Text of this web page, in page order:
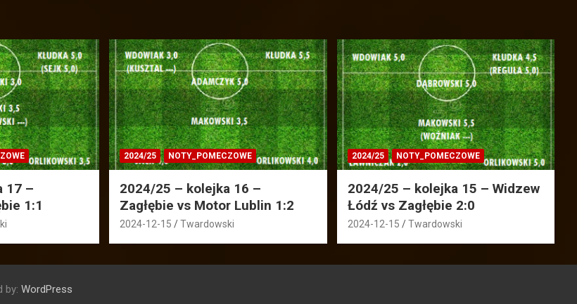
17 –
1:1
2024/25 NOTY_POMECZOWE
2024/25 – kolejka 16 –
Zagłębie vs Motor Lublin 1:2
2024-12-15 Twardowski
2024/25 NOTY_POMECZOWE
2024/25 – kolejka 15 – Widzew
Łódź vs Zagłębie 2:0
2024-12-15 Twardowski
by: WordPress